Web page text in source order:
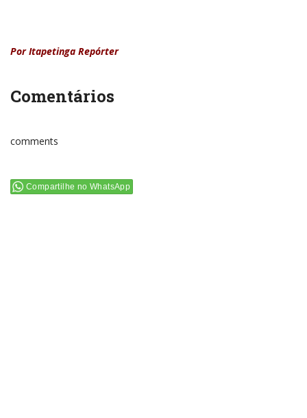
Por Itapetinga Repórter
Comentários
comments
Compartilhe no WhatsApp